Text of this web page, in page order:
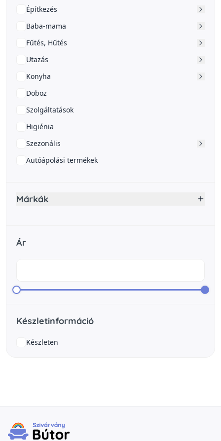
Építkezés
Baba-mama
Fűtés, Hűtés
Utazás
Konyha
Doboz
Szolgáltatások
Higiénia
Szezonális
Autóápolási termékek
Márkák
Ár
Készletinformáció
Készleten